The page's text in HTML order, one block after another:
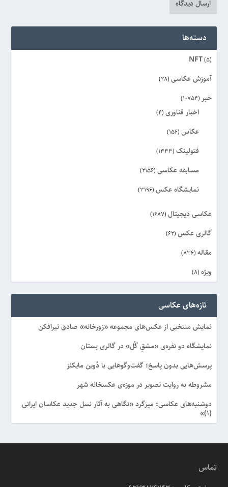
دسته‌ها
NFT(5)
آموزش عکاسی (28)
خبر (10754)
اخبار فناوری (4)
عکاس (156)
فتولینک (1333)
مسابقه عکاسی (2156)
نمایشگاه عکس (3196)
عکاسی دیجیتال (1687)
گالری عکس (62)
مقاله (836)
ویژه (8)
تازه‌های عکاسی
نمایش منتخبی از عکس‌های مجموعه «زورخانه» صادق تیرافکن
نمایشگاه دو نفره‌ی «مشقِ گُل» در گالری بستان
پرسش‌هایی بدون پاسخ؛ گفت‌وگوهایی با دُوین مایکلز
مشروطه به روایت تصویر در موزه‌ی عکسخانه شهر
دوشنبه‌های عکاسی؛ میزگرد «نگاهی به آثار نسل جدید عکاسان ایرانی
(۱)»
تماس